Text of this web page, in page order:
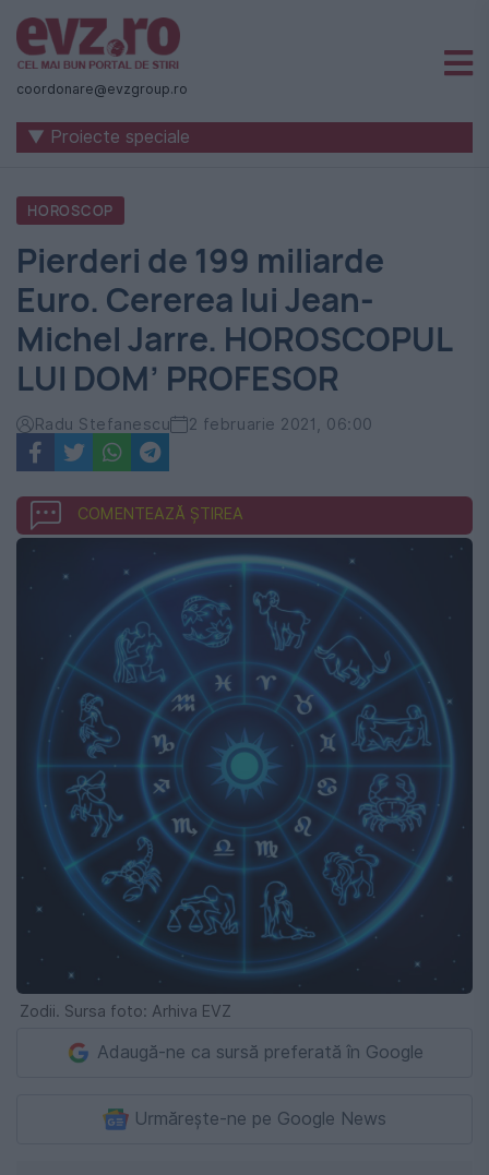
Știri
naționale
internaționale
România
-
Evenimentul
Zilei
coordonare@evzgroup.ro
▼ Proiecte speciale
HOROSCOP
Pierderi de 199 miliarde
Euro. Cererea lui Jean-
Michel Jarre. HOROSCOPUL
LUI DOM’ PROFESOR
Radu Stefanescu 2 februarie 2021, 06:00
COMENTEAZĂ ȘTIREA
Zodii. Sursa foto: Arhiva EVZ
Adaugă-ne ca sursă preferată în Google
Urmărește-ne pe Google News